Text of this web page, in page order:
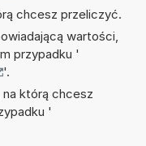
chcesz przeliczyć.
wartości,
przypadku '
'.
którą chcesz
'